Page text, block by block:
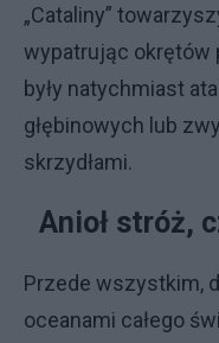
„Cataliny”
wypatrując okrętów
były natychmiast
głębinowych lub
skrzydłami.
Anioł stróż,
Przede wszystkim,
oceanami całego